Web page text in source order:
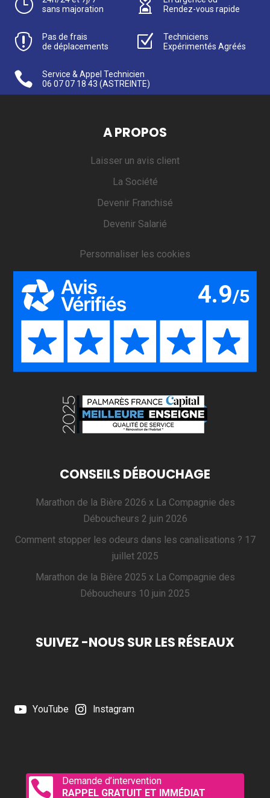
}
sans majoration

Rendez-vous rapide

Pas de frais
de déplacements
Z
Techniciens
Expérimentés Agréés

Service & Appel Technicien
06 07 07 18 43 (ASTREINTE)
A PROPOS
Laisser un avis client
La Société
Devenir Franchisé
Devenir Salarié
Personnaliser les cookies
CONSEILS DÉBOUCHAGE
Marathon de la Bière 2026 x La Compagnie des
Déboucheurs 2 juin 2026
Comment stopper les odeurs dans les canalisations ? 17
juillet 2025
Marathon de la Bière 2025 x La Compagnie des
Déboucheurs 10 juin 2025
SUIVEZ -NOUS SUR LES RÉSEAUX
YouTube Instagram

Demande d’intervention
RAPPEL GRATUIT ET IMMÉDIAT